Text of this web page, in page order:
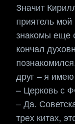
Значит
приятель
знакомы еще
кончал
друг – я имею
– Церковь с
– Да.
трех китах,